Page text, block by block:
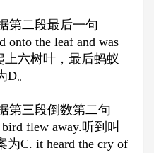
第二段最后一句
onto the leaf and was
上六树叶，最后蚂蚁
D。
第三段倒数第二句
flew away.听到叫
为C. it heard the cry of